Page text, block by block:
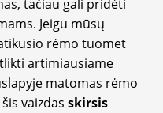
tačiau gali pridėti
Jeigu mūsų
rėmo tuomet
artimiausiame
matomas rėmo
vaizdas skirsis